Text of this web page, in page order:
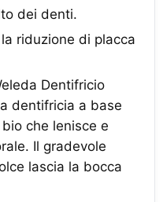
dei denti.
riduzione di placca
Dentifricio
dentifricia a base
che lenisce e
Il gradevole
lascia la bocca